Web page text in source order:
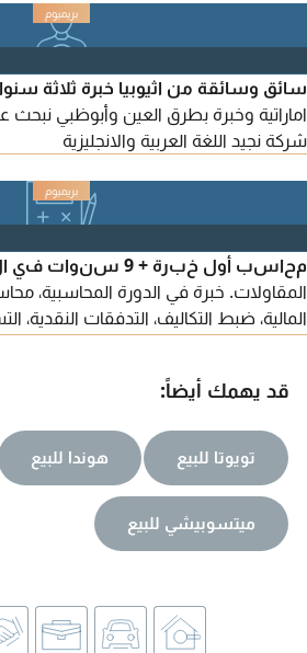
سائق وسائقة من اثيوبيا خبرة ثلاثة
اماراتية وخبرة بطرق العين وأبوظبي
شركة نجيد اللغة العربية والانجليزية
محاسب أول خبرة + 9
المقاولات. خبرة في الدورة المحاسبية،
المالية، ضبط التكاليف، التدفقات النقدية،
المدينة والدائنة. متمرس في الرقابة
على معادلة الشهادة الجامعية، ورخصة قيادة
قد يهمك أيضاً:
تويوتا للبيع هوندا للبيع
ميتسوبيشي للبيع